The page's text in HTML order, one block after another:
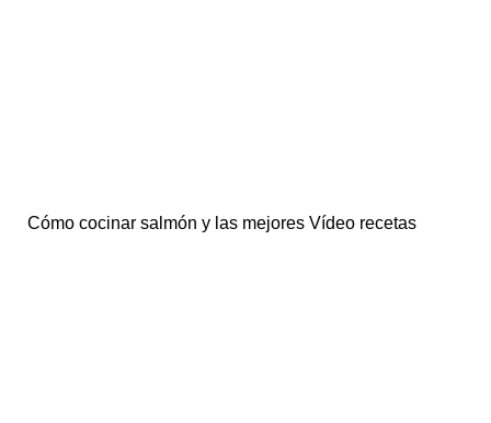
Cómo cocinar salmón y las mejores Vídeo recetas